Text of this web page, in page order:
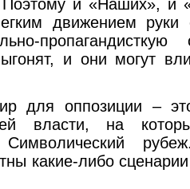
Поэтому и «Наших», и
движением руки
пропагандисткую
и они могут
для оппозиции –
власти, на
Символический
какие-либо